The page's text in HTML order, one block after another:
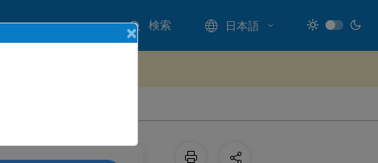
検索 日本語
×